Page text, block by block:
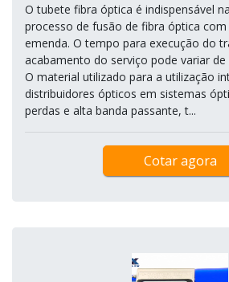
O tubete fibra óptica é indispensável
processo de fusão de fibra óptica com
emenda. O tempo para execução do
acabamento do serviço pode variar
O material utilizado para a utilização
distribuidores ópticos em sistemas
perdas e alta banda passante, t...
Cotar agora